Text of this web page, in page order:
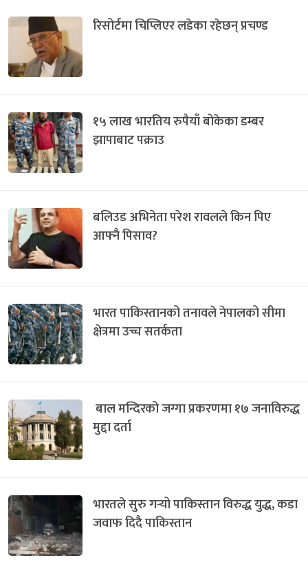
रिसोर्टमा चिप्लिएर लडेका रहेछन् प्रचण्ड
१५ लाख भारतिय रुपैयाँ बोकेका डम्बर
झापाबाट पक्राउ
बलिउड अभिनेता परेश रावलले किन पिए
आफ्नै पिसाव?
भारत पाकिस्तानको तनावले नेपालको सीमा
क्षेत्रमा उच्च सतर्कता
बाल मन्दिरको जग्गा प्रकरणमा १७ जनाविरुद्ध
मुद्दा दर्ता
भारतले सुरु गर्‍यो पाकिस्तान विरुद्ध युद्ध, कडा
जवाफ दिदै पाकिस्तान